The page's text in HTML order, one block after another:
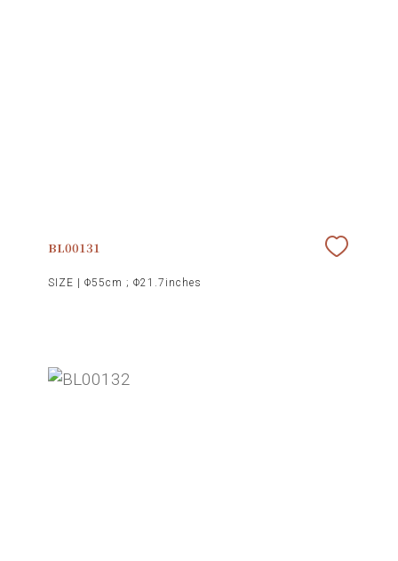
BL00131
SIZE | Φ55cm ; Φ21.7inches